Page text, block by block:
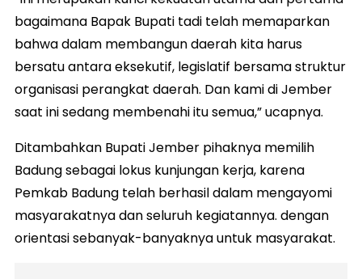
bagaimana Bapak Bupati tadi telah memaparkan
bahwa dalam membangun daerah kita harus
bersatu antara eksekutif, legislatif bersama struktur
organisasi perangkat daerah. Dan kami di Jember
saat ini sedang membenahi itu semua,” ucapnya.
Ditambahkan Bupati Jember pihaknya memilih
Badung sebagai lokus kunjungan kerja, karena
Pemkab Badung telah berhasil dalam mengayomi
masyarakatnya dan seluruh kegiatannya. dengan
orientasi sebanyak-banyaknya untuk masyarakat.